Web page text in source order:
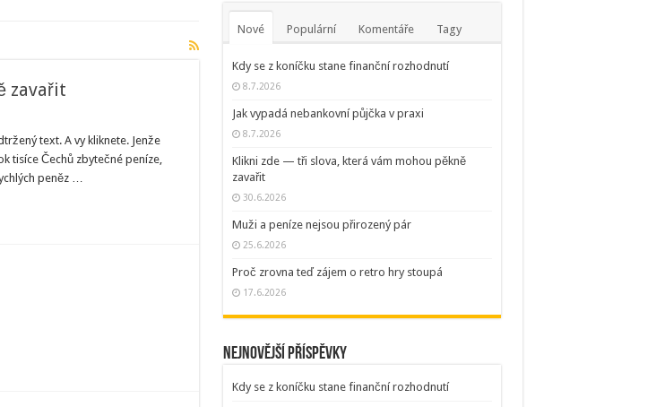
zavařit
text. A vy kliknete. Jenže
tisíce Čechů zbytečné peníze,
peněz …
Nové Populární Komentáře Tagy
Kdy se z koníčku stane finanční rozhodnutí
8.7.2026
Jak vypadá nebankovní půjčka v praxi
8.7.2026
Klikni zde — tři slova, která vám mohou pěkně
zavařit
30.6.2026
Muži a peníze nejsou přirozený pár
25.6.2026
Proč zrovna teď zájem o retro hry stoupá
17.6.2026
Nejnovější příspěvky
Kdy se z koníčku stane finanční rozhodnutí